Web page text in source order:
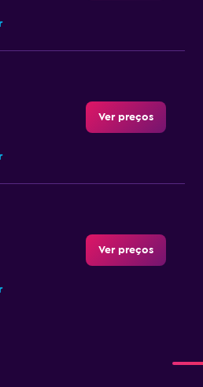
Ver preços
Ver preços